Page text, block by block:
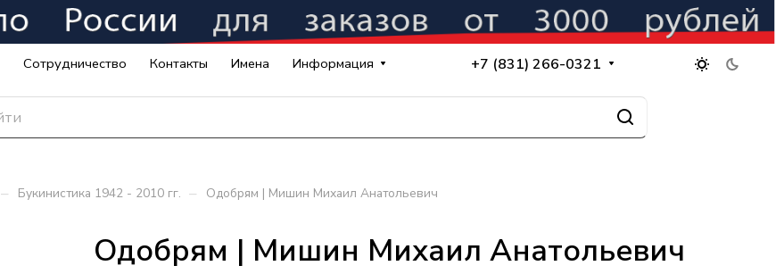
Сотрудничество Контакты Имена Информация +7 (831) 266-0321
– Букинистика 1942 - 2010 гг. – Одобрям | Мишин Михаил Анатольевич
Одобрям | Мишин Михаил Анатольевич